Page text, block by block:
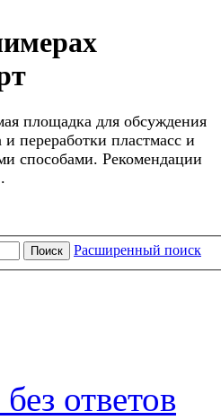
площадка для обсуждения
переработки пластмасс и
способами. Рекомендации
Поиск Расширенный поиск
ответов